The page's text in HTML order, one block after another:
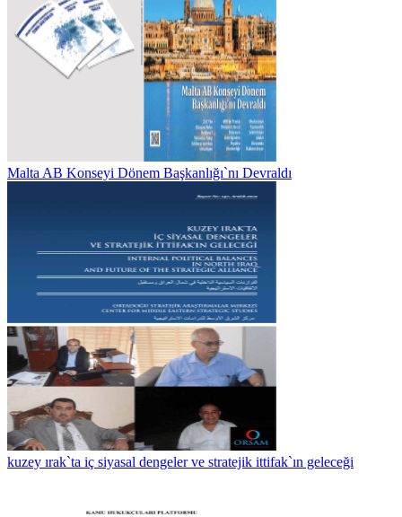
Malta AB Konseyi Dönem Başkanlığı`nı Devraldı
kuzey ırak`ta iç siyasal dengeler ve stratejik ittifak`ın geleceği